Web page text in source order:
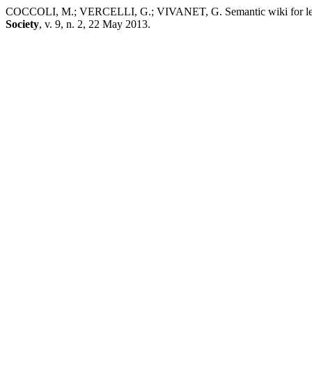
COCCOLI, M.; VERCELLI, G.; VIVANET, G. Semantic wiki for
Society, v. 9, n. 2, 22 May 2013.